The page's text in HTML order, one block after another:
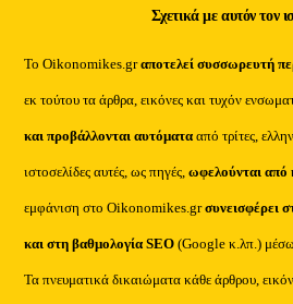
Σχετικά με αυτόν τον
Το Oikonomikes.grαποτελεί συσσωρευτή
εκ τούτου τα άρθρα, εικόνες και τυχόν
και προβάλλονται αυτόματααπό τρίτες,
ιστοσελίδες αυτές, ως πηγές,ωφελούνται από
εμφάνιση στο Oikonomikes.grσυνεισφέρει
και στη βαθμολογία SEO (Google κ.λπ.)
Τα πνευματικά δικαιώματα κάθε άρθρου,